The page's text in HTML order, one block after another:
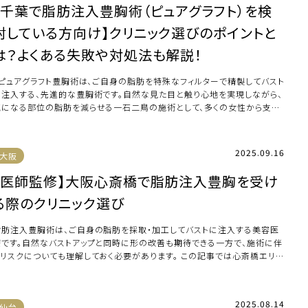
千葉で脂肪注入豊胸術（ピュアグラフト）を検
している方向け】クリニック選びのポイントと
？よくある失敗や対処法も解説！
アグラフト豊胸術は、ご自身の脂肪を特殊なフィルターで精製してバスト
入する、先進的な豊胸術です。自然な見た目と触り心地を実現しながら、
なる部位の脂肪を減らせる一石二鳥の施術として、多くの女性から支
大阪 2025.09.16
医師監修】大阪心斎橋で脂肪注入豊胸を受け
際のクリニック選び
注入豊胸術は、ご自身の脂肪を採取・加工してバストに注入する美容医
す。自然なバストアップと同時に形の改善も期待できる一方で、施術に伴
スクについても理解しておく必要があります。 この記事では心斎橋エリア
2025.08.14